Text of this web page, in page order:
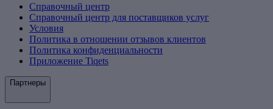
Справочный центр
Справочный центр для поставщиков услуг
Условия
Политика в отношении отзывов клиентов
Политика конфиденциальности
Приложение Tiqets
Партнеры